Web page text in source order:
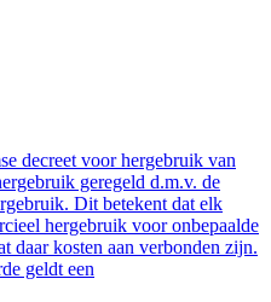
decreet voor hergebruik van
geregeld d.m.v. de
Dit betekent dat elk
hergebruik voor onbepaalde
daar kosten aan verbonden zijn.
geldt een